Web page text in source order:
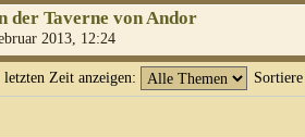
der Taverne von Andor
2013, 12:24
Zeit anzeigen: